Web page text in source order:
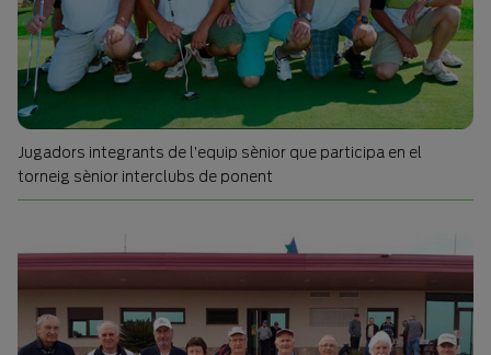
Jugadors integrants de l’equip sènior que participa en el
torneig sènior interclubs de ponent